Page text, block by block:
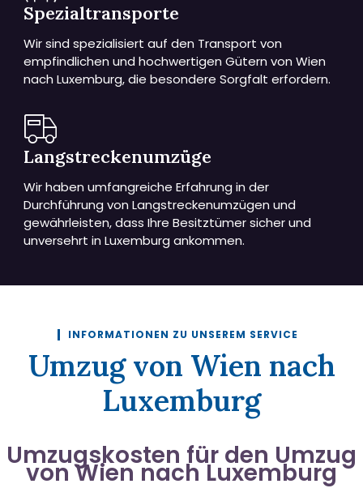
Spezialtransporte
Wir sind spezialisiert auf den Transport von
empfindlichen und hochwertigen Gütern von Wien
nach Luxemburg, die besondere Sorgfalt erfordern.
Langstreckenumzüge
Wir haben umfangreiche Erfahrung in der
Durchführung von Langstreckenumzügen und
gewährleisten, dass Ihre Besitztümer sicher und
unversehrt in Luxemburg ankommen.
INFORMATIONEN ZU UNSEREM SERVICE
Umzug von Wien nach
Luxemburg
Umzugskosten für den Umzug
von Wien nach Luxemburg